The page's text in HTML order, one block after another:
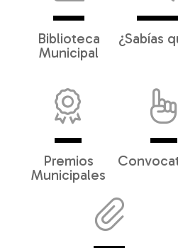
Biblioteca
Municipal
¿Sabías
Premios
Municipales